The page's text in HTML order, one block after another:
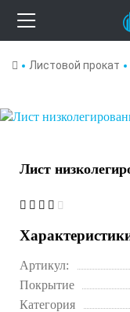
Листовой прокат
Лист
Артикул:
Покрытие
Категория